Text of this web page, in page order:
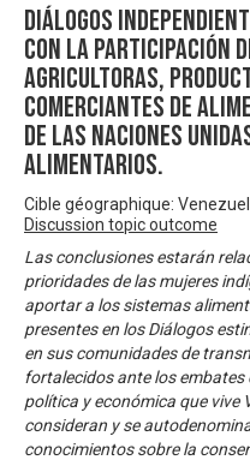
Diálogos
con la participación
agricultoras,
comerciantes de
de las Naciones
Alimentarios.
Cible géographique:
Discussion topic outcome
Las conclusiones estarán
prioridades de las mujeres
aportar a los sistemas
presentes en los Diálogos
en sus comunidades de
fortalecidos ante los
política y económica que vive
consideran y se
conocimientos sobre la